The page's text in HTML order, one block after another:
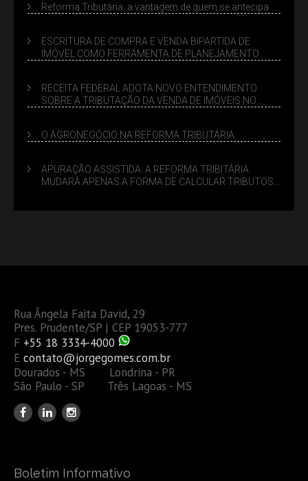
Reforma Tributária: a vantagem de quem se antecipa
ESCRITURA DE COMPRA E VENDA BIPARTIDA DE
IMÓVEL COMO FERRAMENTA DE PLANEJAMENTO
RECEITA FEDERAL ADOTA NOVO ENTENDIMENTO
SOBRE A TRIBUTAÇÃO DA VENDA DE IMÓVEIS NO
O AGRONEGÓCIO NA REFORMA TRIBUTÁRIA
APURAÇÃO ASSISTIDA: A REFORMA TRIBITÁRIA
MUDARÁ APENAS A FORMA DE CALCULAR TRIBUTOS
Rua Ângela Faita David, 29
Pres. Prudente/SP | CEP 19053-777
F +55 18 3334-4000
E contato@jorgegomes.com.br
Dourados - MS Londrina - PR
São Paulo - SP Três Lagoas - MS
Boletim Informativo